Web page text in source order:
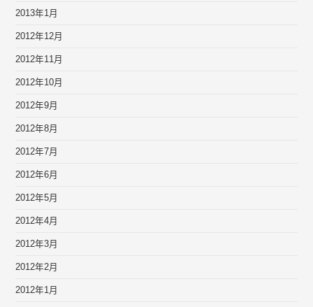
2013年1月
2012年12月
2012年11月
2012年10月
2012年9月
2012年8月
2012年7月
2012年6月
2012年5月
2012年4月
2012年3月
2012年2月
2012年1月